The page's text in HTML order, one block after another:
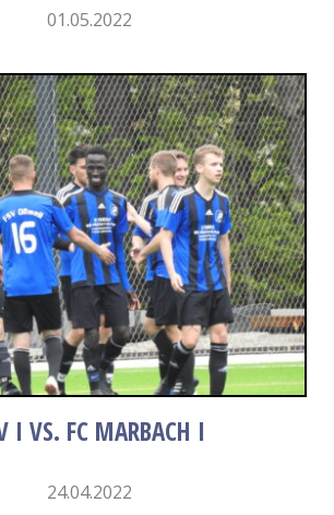
01.05.2022
I VS. FC MARBACH I
24.04.2022